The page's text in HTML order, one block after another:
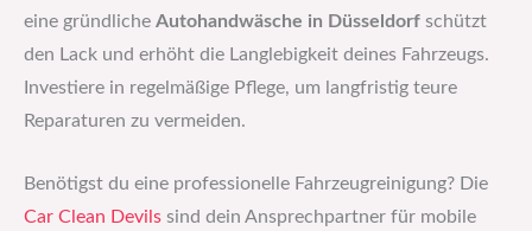
eine gründliche Autohandwäsche in Düsseldorf schützt
den Lack und erhöht die Langlebigkeit deines Fahrzeugs.
Investiere in regelmäßige Pflege, um langfristig teure
Reparaturen zu vermeiden.
Benötigst du eine professionelle Fahrzeugreinigung? Die
Car Clean Devils sind dein Ansprechpartner für mobile